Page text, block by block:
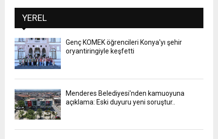
YEREL
Genç KOMEK öğrencileri Konya'yı şehir
oryantiringiyle keşfetti
Menderes Belediyesi'nden kamuoyuna
açıklama: Eski duyuru yeni soruştur..